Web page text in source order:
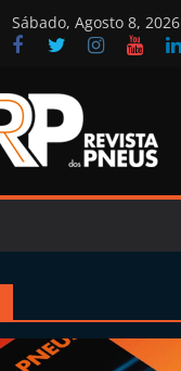
Sábado, Agosto 8, 2026